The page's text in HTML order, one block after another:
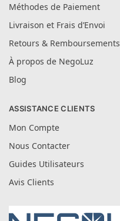
Méthodes de Paiement
Livraison et Frais d’Envoi
Retours & Remboursements
À propos de NegoLuz
Blog
ASSISTANCE CLIENTS
Mon Compte
Nous Contacter
Guides Utilisateurs
Avis Clients